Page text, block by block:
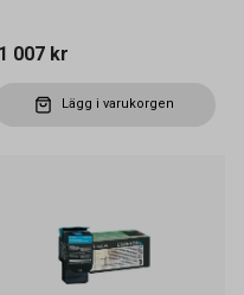
1 007 kr
Lägg i varukorgen